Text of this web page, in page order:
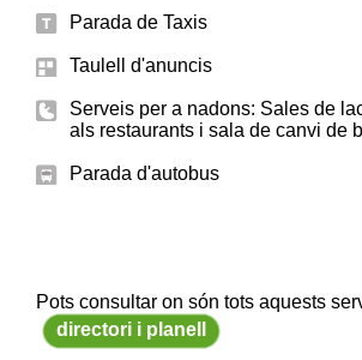
Parada de Taxis
Taulell d'anuncis
Serveis per a nadons: Sales de
als restaurants i sala de canvi de
Parada d'autobus
Pots consultar on són tots aquests
directori i planell